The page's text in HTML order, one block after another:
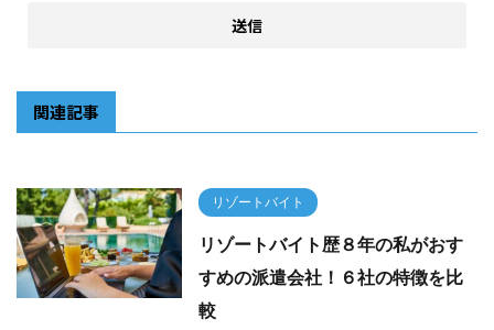
関連記事
リゾートバイト
リゾートバイト歴８年の私がおす
すめの派遣会社！６社の特徴を比
較